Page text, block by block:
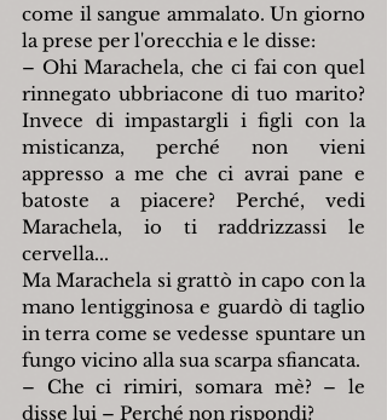
come il sangue ammalato. Un giorno
la prese per l'orecchia e le disse:
– Ohi Marachela, che ci fai con quel
rinnegato ubbriacone di tuo marito?
Invece di impastargli i figli con la
misticanza, perché non vieni
appresso a me che ci avrai pane e
batoste a piacere? Perché, vedi
Marachela, io ti raddrizzassi le
cervella...
Ma Marachela si grattò in capo con la
mano lentigginosa e guardò di taglio
in terra come se vedesse spuntare un
fungo vicino alla sua scarpa sfiancata.
– Che ci rimiri, somara mè? – le
disse lui – Perché non rispondi?